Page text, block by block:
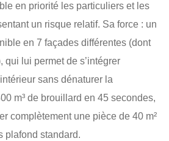
en priorité les particuliers et les
un risque relatif. Sa force : un
en 7 façades différentes (dont
qui lui permet de s’intégrer
sans dénaturer la
m³ de brouillard en 45 secondes,
complètement une pièce de 40 m²
plafond standard.